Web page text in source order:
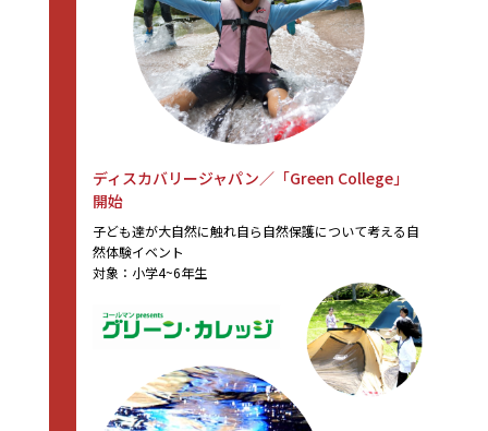
ディスカバリージャパン／「Green College」
開始
子ども達が大自然に触れ自ら自然保護について考える自
然体験イベント
対象：小学4~6年生